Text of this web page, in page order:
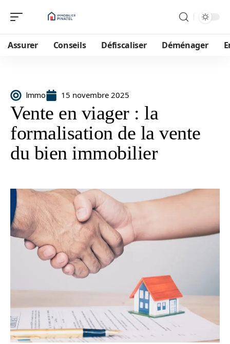
Assurer Conseils Défiscaliser Déménager
Immo 15 novembre 2025
Vente en viager : la
formalisation de la vente
du bien immobilier